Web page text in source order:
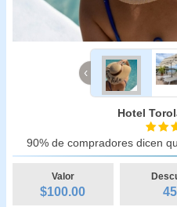
‹
Hotel
90% de compradores dicen
Valor
$100.00 45